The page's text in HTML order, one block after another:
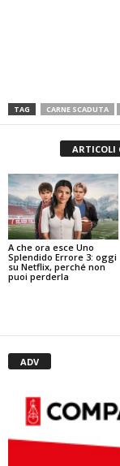
TAG CARNE SCADUTA
ARTICOLI
A che ora esce Uno
Splendido Errore 3: oggi
su Netflix, perché non
puoi perderla
ADV